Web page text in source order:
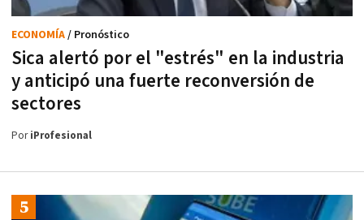
Sica alertó por el "estrés" en la industria
y anticipó una fuerte reconversión de
sectores
ECONOMÍA/ Pronóstico
PoriProfesional